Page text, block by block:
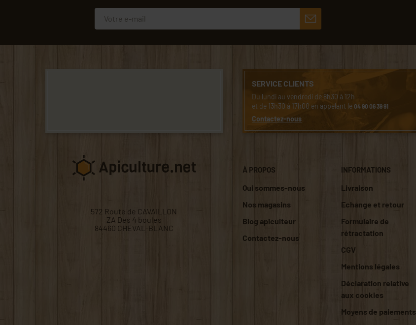
SERVICE CLIENTS
Du lundi au vendredi de 8h30 à 12h
et de 13h30 à 17h00 en appelant le04 90 06 39 91
Contactez-nous
572 Route de CAVAILLON
ZA Des 4 boules
84460 CHEVAL-BLANC
À PROPOS
Qui sommes-nous
Nos magasins
Blog apiculteur
Contactez-nous
INFORMATIONS
Livraison
Echange et retour
Formulaire de
rétractation
CGV
Mentions légales
Déclaration relative
aux cookies
Moyens de paiements